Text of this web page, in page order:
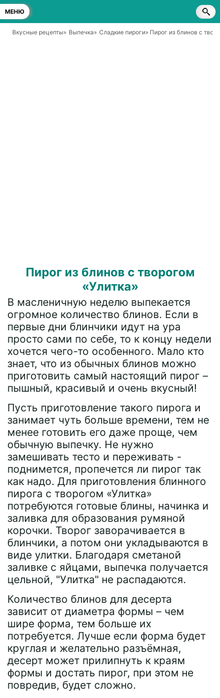
МЕНЮ
Вкусные рецепты» Выпечка» Сладкие пироги» Пирог из блинов с
Пирог из блинов с творогом
«Улитка»
В масленичную неделю выпекается
огромное количество блинов. Если в
первые дни блинчики идут на ура
просто сами по себе, то к концу недели
хочется чего-то особенного. Мало кто
знает, что из обычных блинов можно
приготовить самый настоящий пирог –
пышный, красивый и очень вкусный!
Пусть приготовление такого пирога и
занимает чуть больше времени, тем не
менее готовить его даже проще, чем
обычную выпечку. Не нужно
замешивать тесто и переживать -
поднимется, пропечется ли пирог так
как надо. Для приготовления блинного
пирога с творогом «Улитка»
потребуются готовые блины, начинка и
заливка для образования румяной
корочки. Творог заворачивается в
блинчики, а потом они укладываются в
виде улитки. Благодаря сметаной
заливке с яйцами, выпечка получается
цельной, "Улитка" не распадаются.
Количество блинов для десерта
зависит от диаметра формы – чем
шире форма, тем больше их
потребуется. Лучше если форма будет
круглая и желательно разъёмная,
десерт может прилипнуть к краям
формы и достать пирог, при этом не
повредив, будет сложно.